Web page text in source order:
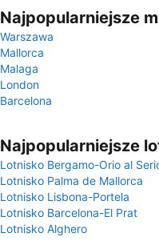
Najpopularniejsze
Warszawa
Mallorca
Malaga
London
Barcelona
Najpopularniejsze
Lotnisko Bergamo-Orio al
Lotnisko Palma de Mallorca
Lotnisko Lisbona-Portela
Lotnisko Barcelona-El Prat
Lotnisko Alghero